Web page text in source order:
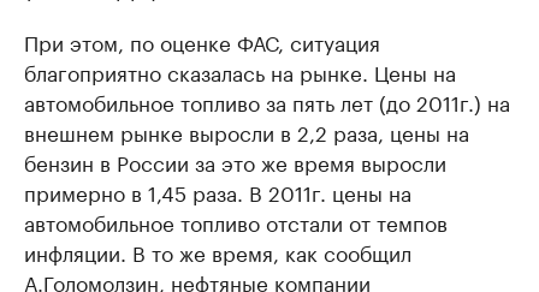
При этом, по оценке ФАС, ситуация
благоприятно сказалась на рынке. Цены на
автомобильное топливо за пять лет (до 2011г.) на
внешнем рынке выросли в 2,2 раза, цены на
бензин в России за это же время выросли
примерно в 1,45 раза. В 2011г. цены на
автомобильное топливо отстали от темпов
инфляции. В то же время, как сообщил
А.Голомолзин, нефтяные компании